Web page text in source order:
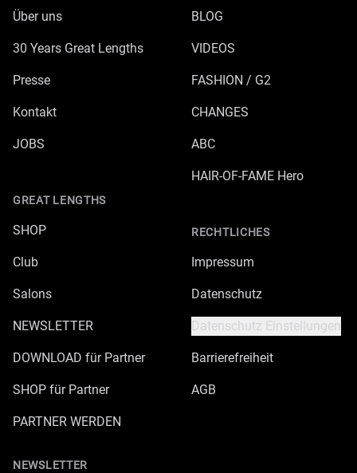
Über uns
30 Years Great Lengths
Presse
Kontakt
JOBS
GREAT LENGTHS
SHOP
Club
Salons
NEWSLETTER
DOWNLOAD für Partner
SHOP für Partner
PARTNER WERDEN
BLOG
VIDEOS
FASHION / G2
CHANGES
ABC
HAIR-OF-FAME Hero
RECHTLICHES
Impressum
Datenschutz
Datenschutz Einstellungen
Barrierefreiheit
AGB
NEWSLETTER